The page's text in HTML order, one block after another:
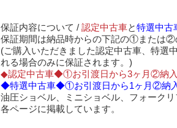
保証内容について / 認定中古車と特選中古
保証期間は納品時からの下記の①または②
(ご購入いただきました認定中古車、特選
れる場合のみに保証されます。)
◆認定中古車◆①お引渡日から3ヶ月②納入
◆特選中古車◆①お引渡日から1ヶ月②納
油圧ショベル、ミニショベル、フォーク
各ページに掲載しています。